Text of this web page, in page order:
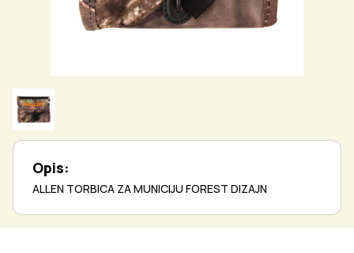
Opis:
ALLEN TORBICA ZA MUNICIJU FOREST DIZAJN